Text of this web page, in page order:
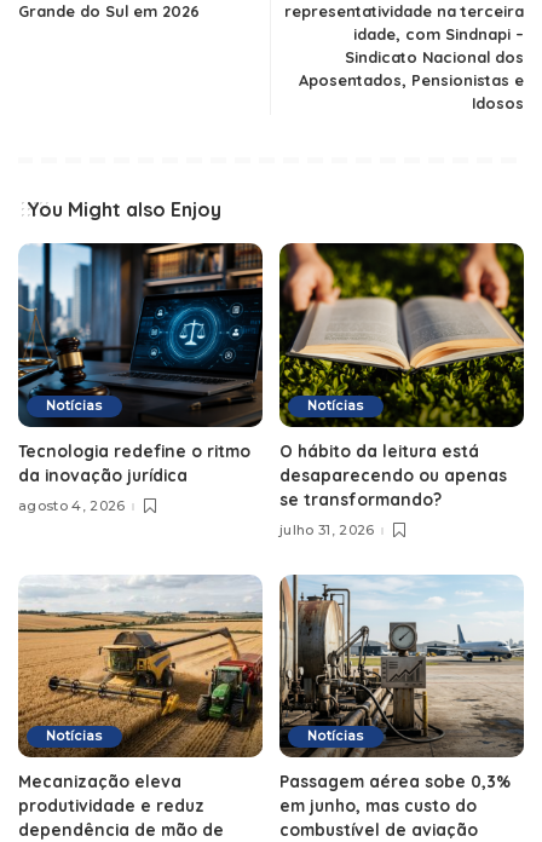
Grande do Sul em 2026
representatividade na terceira
idade, com Sindnapi –
Sindicato Nacional dos
Aposentados, Pensionistas e
Idosos
You Might also Enjoy
Notícias
Tecnologia redefine o ritmo
da inovação jurídica
agosto 4, 2026
Notícias
O hábito da leitura está
desaparecendo ou apenas
se transformando?
julho 31, 2026
Notícias
Mecanização eleva
produtividade e reduz
dependência de mão de
Notícias
Passagem aérea sobe 0,3%
em junho, mas custo do
combustível de aviação